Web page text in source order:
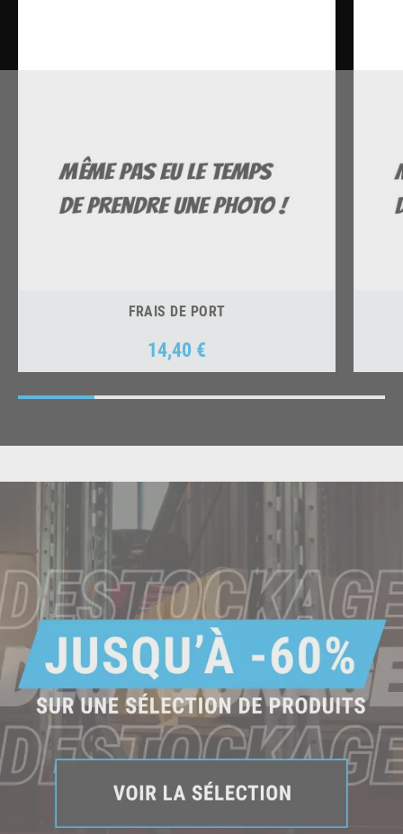
FRAIS DE PORT
Prix
14,40 €